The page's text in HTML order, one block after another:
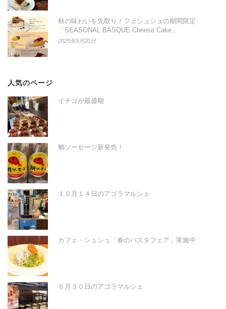
秋の味わいを先取り！フェシュシュの期間限定
「SEASONAL BASQUE Cheese Cake」
2025年9月20日
人気のページ
イチゴが最盛期
鯛ソーセージ新発売！
１０月１４日のアゴラマルシェ
カフェ・シュシュ「春のパスタフェア」実施中
６月３０日のアゴラマルシェ